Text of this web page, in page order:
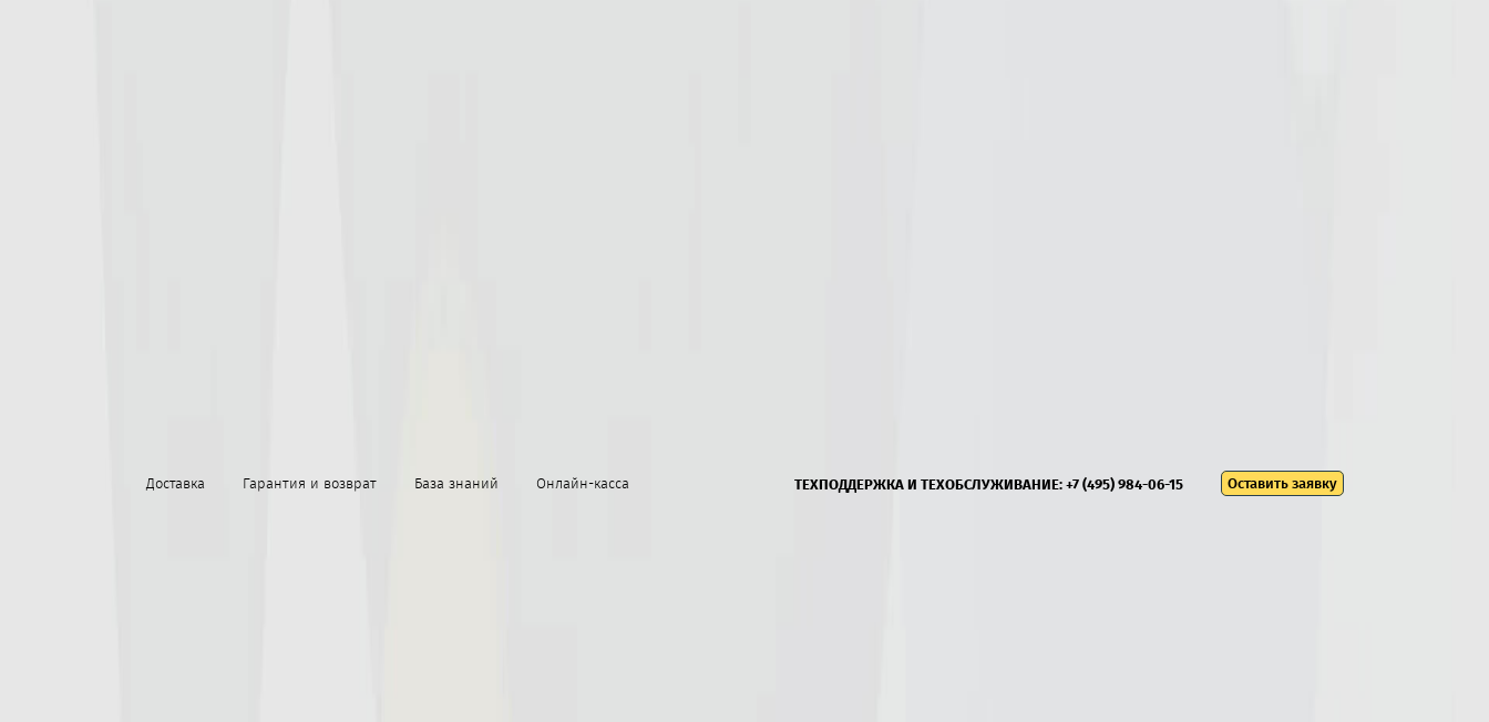
Доставка Гарантия и возврат База знаний Онлайн-касса ТЕХПОДДЕРЖКА И ТЕХОБСЛУЖИВАНИЕ: +7 (495) 984-06-15 Оставить заявку